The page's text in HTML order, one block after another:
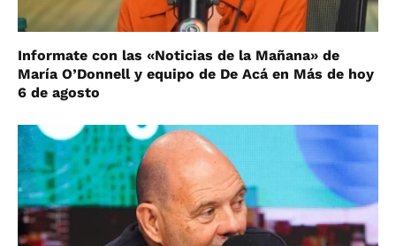
Informate con las «Noticias de la Mañana» de
María O’Donnell y equipo de De Acá en Más de hoy
6 de agosto